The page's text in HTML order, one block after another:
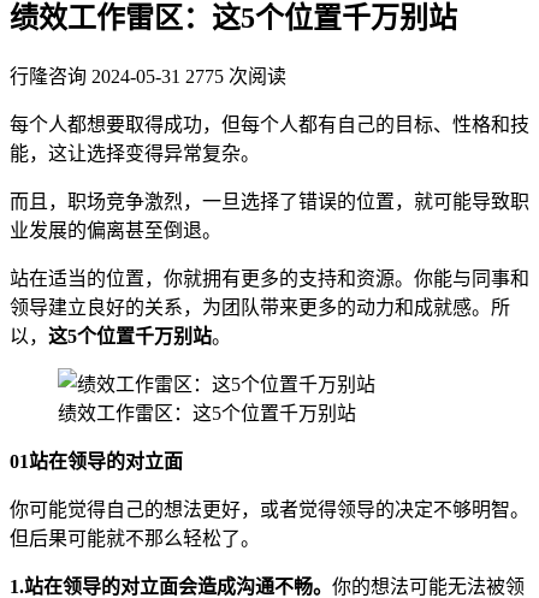
绩效工作雷区：这5个位置千万别站
行隆咨询 2024-05-31 2775 次阅读
每个人都想要取得成功，但每个人都有自己的目标、性格和技
能，这让选择变得异常复杂。
而且，职场竞争激烈，一旦选择了错误的位置，就可能导致职
业发展的偏离甚至倒退。
站在适当的位置，你就拥有更多的支持和资源。你能与同事和
领导建立良好的关系，为团队带来更多的动力和成就感。所
以， 这5个位置千万别站。
绩效工作雷区：这5个位置千万别站
01站在领导的对立面
你可能觉得自己的想法更好，或者觉得领导的决定不够明智。
但后果可能就不那么轻松了。
1.站在领导的对立面会造成沟通不畅。 你的想法可能无法被领